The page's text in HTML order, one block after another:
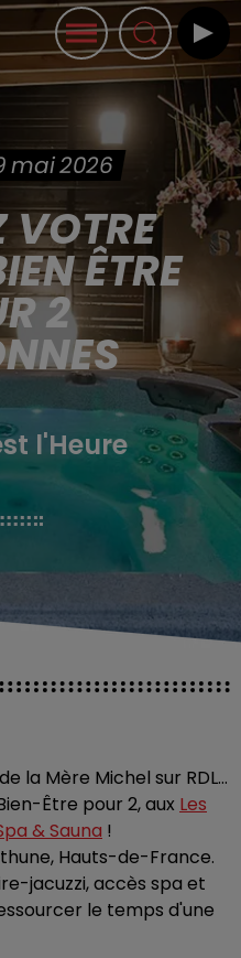
mai 2026
VOTRE
ÊTRE
2
l'Heure
la Mère Michel sur RDL…
Être pour 2, aux Les
& Sauna !
Hauts-de-France.
jacuzzi, accès spa et
le temps d'une